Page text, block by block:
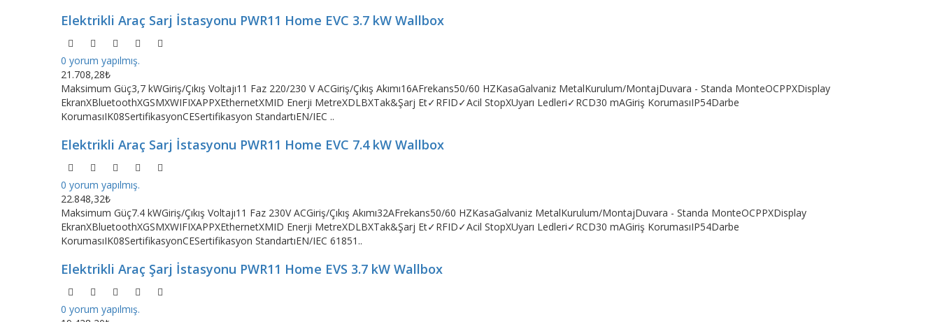
Elektrikli Araç Sarj İstasyonu PWR11 Home EVC 3.7 kW Wallbox
0 yorum yapılmış.
21.708,28₺
Maksimum Güç3,7 kWGiriş/Çıkış Voltajı11 Faz 220/230 V ACGiriş/Çıkış Akımı16AFrekans50/60 HZKasaGalvaniz MetalKurulum/MontajDuvara - Standa MonteOCPPXDisplay
EkranXBluetoothXGSMXWIFIXAPPXEthernetXMID Enerji MetreXDLBXTak&Şarj Et✓RFID✓Acil StopXUyarı Ledleri✓RCD30 mAGiriş KorumasıIP54Darbe
KorumasıIK08SertifikasyonCESertifikasyon StandartıEN/IEC ..
Elektrikli Araç Sarj İstasyonu PWR11 Home EVC 7.4 kW Wallbox
0 yorum yapılmış.
22.848,32₺
Maksimum Güç7.4 kWGiriş/Çıkış Voltajı11 Faz 230V ACGiriş/Çıkış Akımı32AFrekans50/60 HZKasaGalvaniz MetalKurulum/MontajDuvara - Standa MonteOCPPXDisplay
EkranXBluetoothXGSMXWIFIXAPPXEthernetXMID Enerji MetreXDLBXTak&Şarj Et✓RFID✓Acil StopXUyarı Ledleri✓RCD30 mAGiriş KorumasıIP54Darbe
KorumasıIK08SertifikasyonCESertifikasyon StandartıEN/IEC 61851..
Elektrikli Araç Şarj İstasyonu PWR11 Home EVS 3.7 kW Wallbox
0 yorum yapılmış.